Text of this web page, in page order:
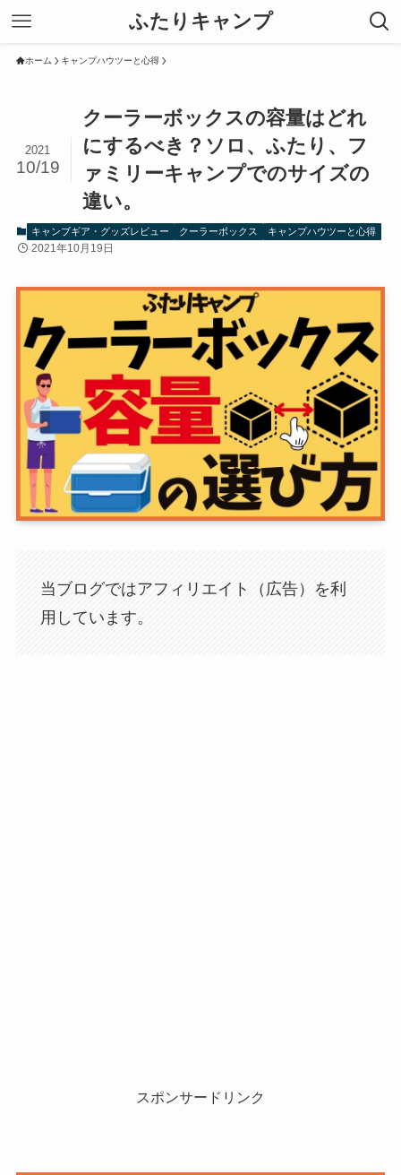
ふたりキャンプ
ホーム キャンプハウツーと心得
クーラーボックスの容量はどれ
にするべき？ソロ、ふたり、フ
ァミリーキャンプでのサイズの
違い。
2021
10/19
キャンブギア・グッズレビュー クーラーボックス キャンプハウツーと心得
2021年10月19日
当ブログではアフィリエイト（広告）を利
用しています。
スポンサードリンク